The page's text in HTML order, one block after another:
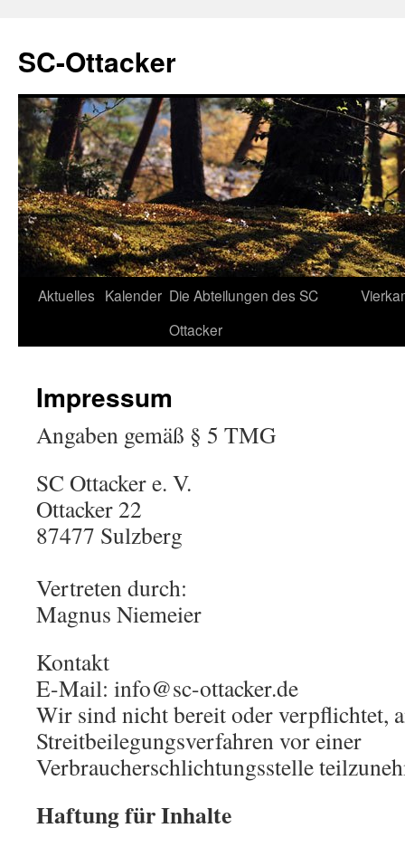
SC-Ottacker
Zum
Aktuelles Kalender Die Abteilungen des SC
Ottacker
Impressum
Angaben gemäß § 5 TMG
SC Ottacker e. V.
Ottacker 22
87477 Sulzberg
Vertreten durch:
Magnus Niemeier
Kontakt
E-Mail: info@sc-ottacker.de
Wir sind nicht bereit oder verpflichtet,
Streitbeilegungsverfahren vor einer
Verbraucherschlichtungsstelle
Haftung für Inhalte